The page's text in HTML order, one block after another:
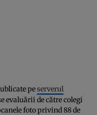
peserverul
evaluării de către colegi
foto privind 88 de